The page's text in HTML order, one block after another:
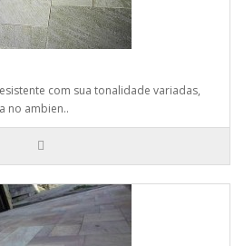
com sua tonalidade variadas,
no ambien..